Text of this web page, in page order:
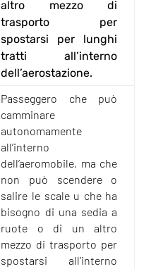
altro mezzo di
trasporto per
spostarsi per lunghi
tratti all’interno
dell’aerostazione.
Passeggero che può
camminare
autonomamente
all’interno
dell’aeromobile, ma che
non può scendere o
salire le scale u che ha
bisogno di una sedia a
ruote o di un altro
mezzo di trasporto per
spostarsi all’interno